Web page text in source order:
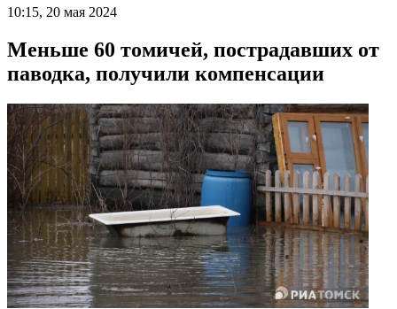
10:15, 20 мая 2024
Меньше 60 томичей, пострадавших от
паводка, получили компенсации